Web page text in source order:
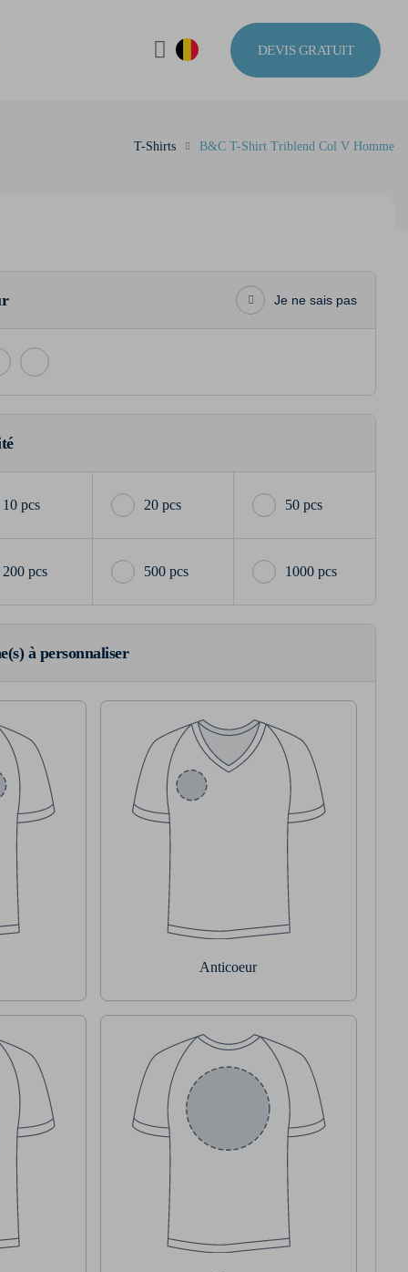
DEVIS GRATUIT
T-Shirts B&C T-Shirt Triblend Col V Homme
Je ne sais pas
10 pcs 20 pcs 50 pcs
200 pcs 500 pcs 1000 pcs
à personnaliser
Anticoeur